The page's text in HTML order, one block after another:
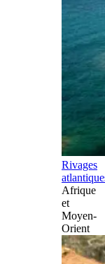
Rivages
Afrique
et
Moyen-
Orient